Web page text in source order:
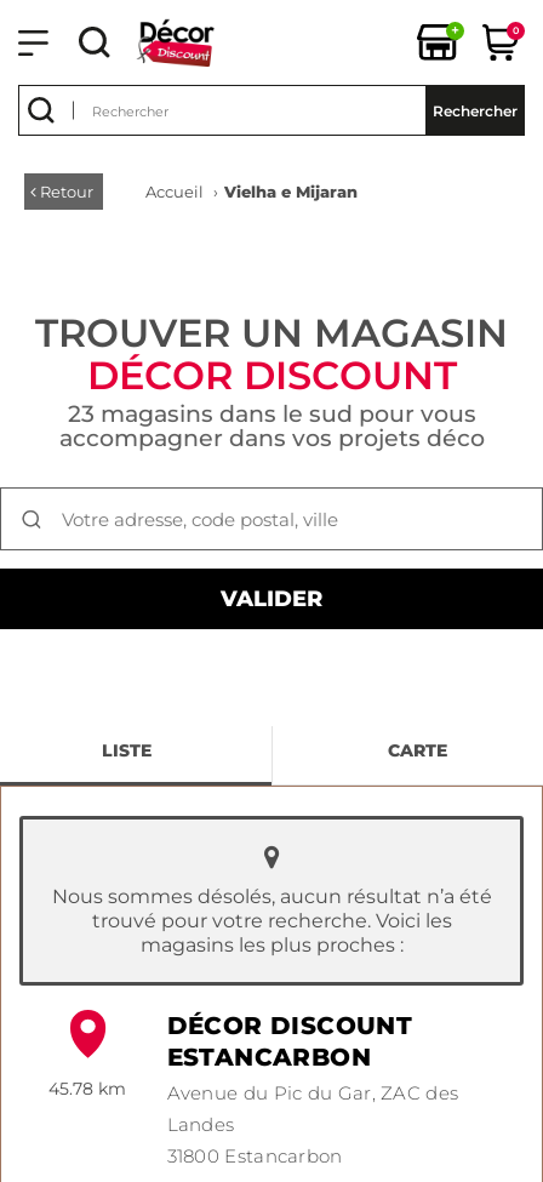
+ 0
Rechercher
Retour Accueil › Vielha e Mijaran
TROUVER UN MAGASIN
DÉCOR DISCOUNT
23 magasins dans le sud pour vous
accompagner dans vos projets déco
LISTE CARTE
Nous sommes désolés, aucun résultat n’a été
trouvé pour votre recherche. Voici les
magasins les plus proches :
45.78 km
DÉCOR DISCOUNT
ESTANCARBON
Avenue du Pic du Gar,ZAC des
Landes
31800 Estancarbon